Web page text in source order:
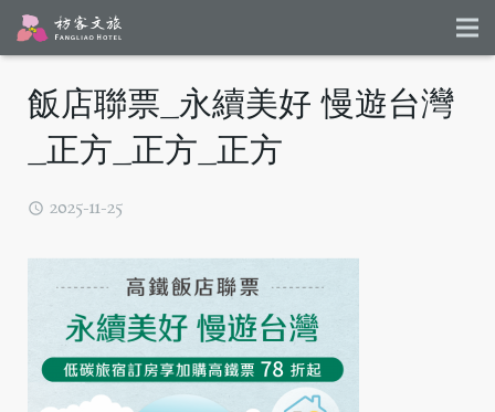
飯店聯票_永續美好 慢遊台灣
_正方_正方_正方
2025-11-25